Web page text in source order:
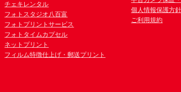
チェキレンタル
フォトスタジオ八百富
フォトプリントサービス
フォトタイムカプセル
ネットプリント
フィルム特徴仕上げ・郵送プリント
個人情報保護方針
ご利用規約